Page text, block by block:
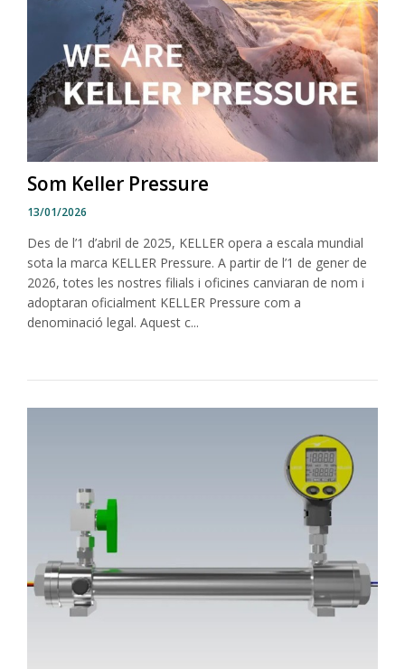
Som Keller Pressure
13/01/2026
Des de l’1 d’abril de 2025, KELLER opera a escala mundial
sota la marca KELLER Pressure. A partir de l’1 de gener de
2026, totes les nostres filials i oficines canviaran de nom i
adoptaran oficialment KELLER Pressure com a
denominació legal. Aquest c...